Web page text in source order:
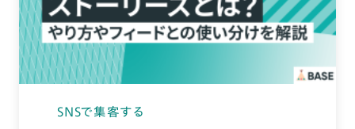
SNSで集客する